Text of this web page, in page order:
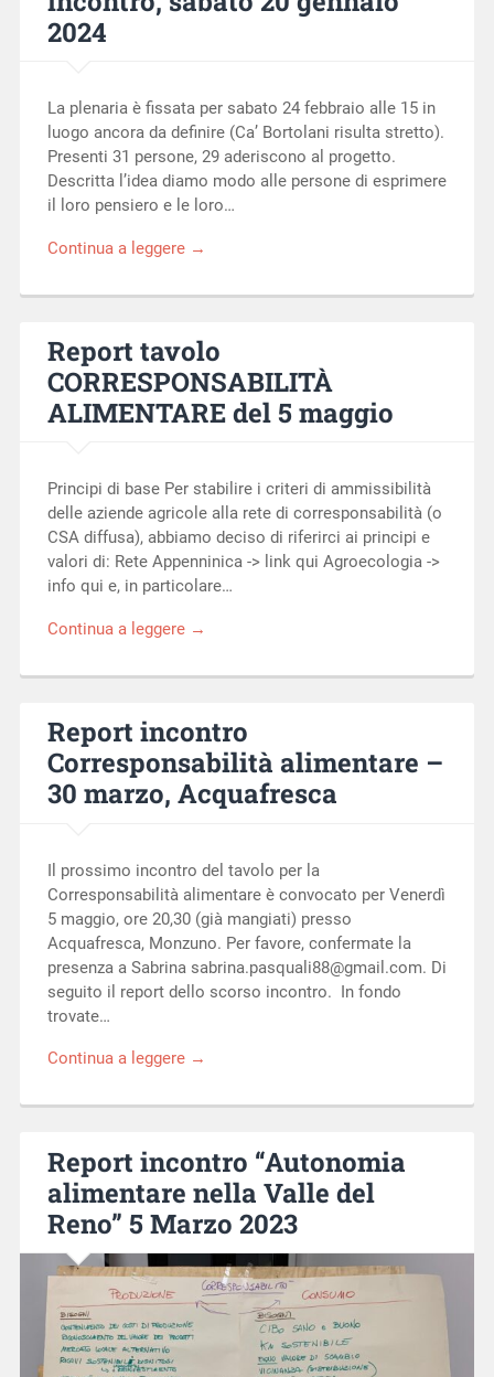
2024
La plenaria è fissata per sabato 24 febbraio alle 15 in
luogo ancora da definire (Ca’ Bortolani risulta stretto).
Presenti 31 persone, 29 aderiscono al progetto.
Descritta l’idea diamo modo alle persone di esprimere
il loro pensiero e le loro…
Continua a leggere →
Report tavolo
CORRESPONSABILITÀ
ALIMENTARE del 5 maggio
Principi di base Per stabilire i criteri di ammissibilità
delle aziende agricole alla rete di corresponsabilità (o
CSA diffusa), abbiamo deciso di riferirci ai principi e
valori di: Rete Appenninica -> link qui Agroecologia ->
info qui e, in particolare…
Continua a leggere →
Report incontro
Corresponsabilità alimentare –
30 marzo, Acquafresca
Il prossimo incontro del tavolo per la
Corresponsabilità alimentare è convocato per Venerdì
5 maggio, ore 20,30 (già mangiati) presso
Acquafresca, Monzuno. Per favore, confermate la
presenza a Sabrina sabrina.pasquali88@gmail.com. Di
seguito il report dello scorso incontro. In fondo
trovate…
Continua a leggere →
Report incontro “Autonomia
alimentare nella Valle del
Reno” 5 Marzo 2023